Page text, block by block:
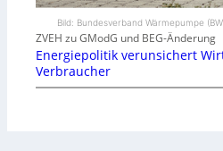
Bild: Bundesverband Wärmepumpe
ZVEH zu GModG und BEG-Änderung
Energiepolitik verunsichert
Verbraucher